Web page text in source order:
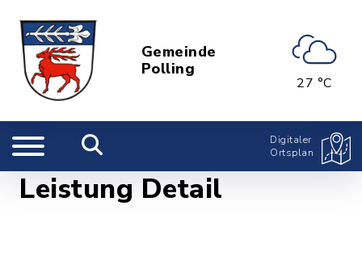
Gemeinde
Polling
27 °C
Digitaler
Ortsplan
Leistung Detail